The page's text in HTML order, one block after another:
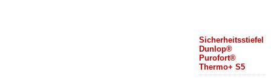
Sicherheitsstiefel
Dunlop®
Purofort®
Thermo+ S5